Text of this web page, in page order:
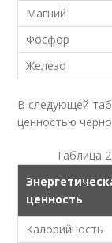
Магний
Фосфор
Железо
В следующей
ценностью
Таблица
ценность
Калорийность